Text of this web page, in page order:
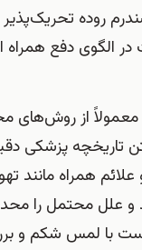
روده تحریک‌پذیر
در الگوی دفع
از روش‌های
پزشکی
همراه مانند
و علل محتمل را
با لمس شکم و